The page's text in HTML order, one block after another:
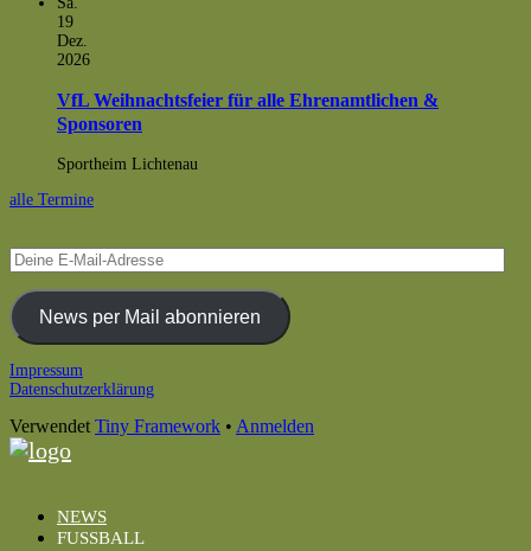
19
Dez.
2026
VfL Weihnachtsfeier für alle Ehrenamtlichen &
Sponsoren
Sportheim Lichtenau
alle Termine
Deine
E-
Mail-
AdresseNews per Mail abonnieren
Footer
Impressum
Datenschutzerklärung
Verwendet Tiny Framework • Anmelden
NEWS
FUSSBALL